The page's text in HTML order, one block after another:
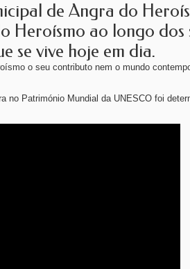
de Angra do
ao longo dos
se vive hoje em dia.
o seu contributo nem o mundo
Património Mundial da UNESCO foi